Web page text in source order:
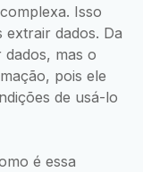
Isso
extrair dados. Da
mas o
pois ele
de usá-lo
é essa